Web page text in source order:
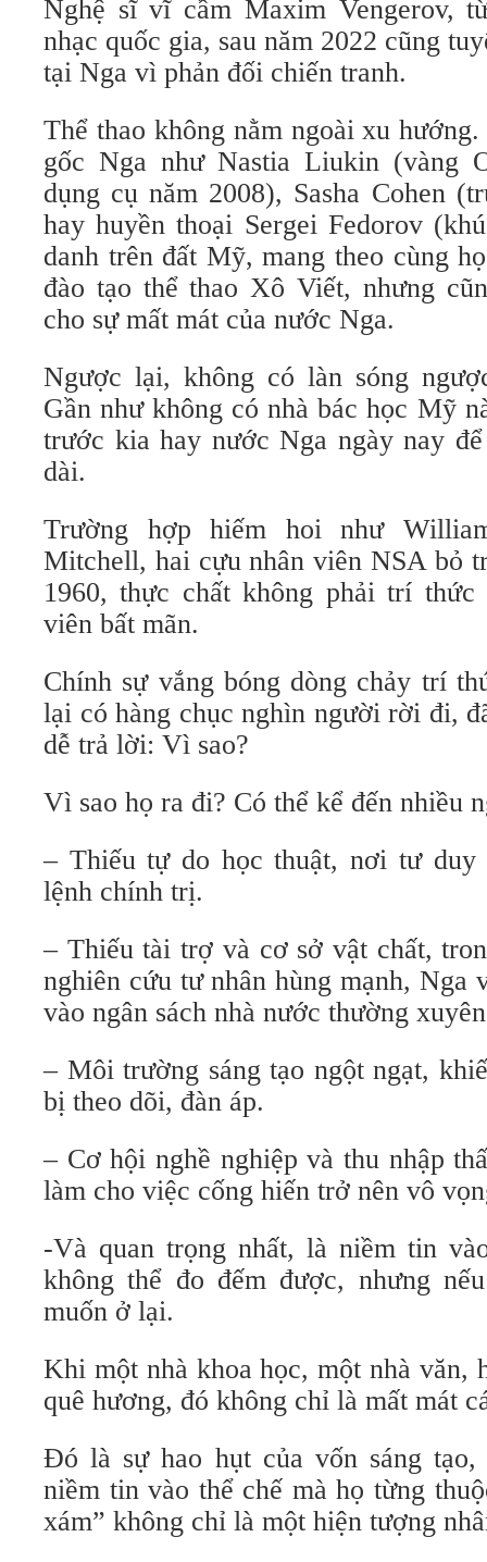
Nghệ sĩ vĩ cầm Maxim Vengerov,
nhạc quốc gia, sau năm 2022 cũng
tại Nga vì phản đối chiến tranh.
Thể thao không nằm ngoài xu
gốc Nga như Nastia Liukin (vàng
dụng cụ năm 2008), Sasha Cohen
hay huyền thoại Sergei Fedorov
danh trên đất Mỹ, mang theo cùng
đào tạo thể thao Xô Viết, nhưng
cho sự mất mát của nước Nga.
Ngược lại, không có làn sóng
Gần như không có nhà bác học Mỹ
trước kia hay nước Nga ngày nay
dài.
Trường hợp hiếm hoi như
Mitchell, hai cựu nhân viên NSA bỏ
1960, thực chất không phải trí
viên bất mãn.
Chính sự vắng bóng dòng chảy trí
lại có hàng chục nghìn người rời đi,
dễ trả lời: Vì sao?
Vì sao họ ra đi? Có thể kể đến nhiều
– Thiếu tự do học thuật, nơi tư duy
lệnh chính trị.
– Thiếu tài trợ và cơ sở vật chất,
nghiên cứu tư nhân hùng mạnh, Nga
vào ngân sách nhà nước thường
– Môi trường sáng tạo ngột ngạt,
bị theo dõi, đàn áp.
– Cơ hội nghề nghiệp và thu nhập
làm cho việc cống hiến trở nên vô
-Và quan trọng nhất, là niềm tin
không thể đo đếm được, nhưng
muốn ở lại.
Khi một nhà khoa học, một nhà văn,
quê hương, đó không chỉ là mất mát
Đó là sự hao hụt của vốn sáng
niềm tin vào thể chế mà họ từng
xám” không chỉ là một hiện tượng